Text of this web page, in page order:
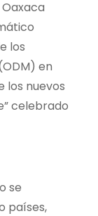
los
en
los nuevos
celebrado
se
países,